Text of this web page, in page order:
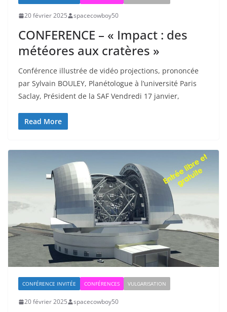
20 février 2025 spacecowboy50
CONFERENCE – « Impact : des
météores aux cratères »
Conférence illustrée de vidéo projections, prononcée
par Sylvain BOULEY, Planétologue à l’université Paris
Saclay, Président de la SAF Vendredi 17 janvier,
Read More
CONFÉRENCE INVITÉE CONFÉRENCES VULGARISATION
20 février 2025 spacecowboy50